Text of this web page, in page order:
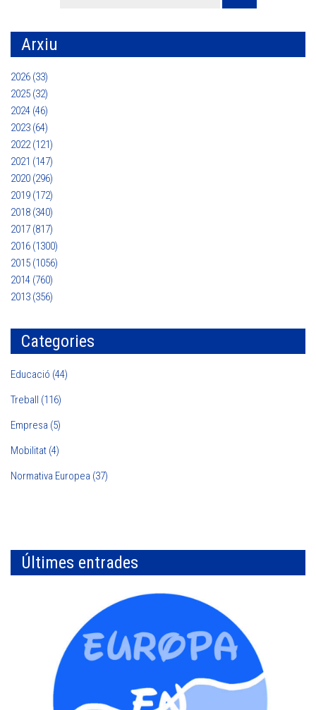
Arxiu
2026 (33)
2025 (32)
2024 (46)
2023 (64)
2022 (121)
2021 (147)
2020 (296)
2019 (172)
2018 (340)
2017 (817)
2016 (1300)
2015 (1056)
2014 (760)
2013 (356)
Categories
Educació (44)
Treball (116)
Empresa (5)
Mobilitat (4)
Normativa Europea (37)
Últimes entrades